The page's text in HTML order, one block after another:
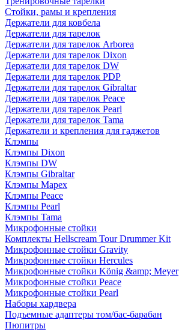
Стойки, рамы и крепления
Держатели для ковбела
Держатели для тарелок
Держатели для тарелок Arborea
Держатели для тарелок Dixon
Держатели для тарелок DW
Держатели для тарелок PDP
Держатели для тарелок Gibraltar
Держатели для тарелок Peace
Держатели для тарелок Pearl
Держатели для тарелок Tama
Держатели и крепления для гаджетов
Клэмпы
Клэмпы Dixon
Клэмпы DW
Клэмпы Gibraltar
Клэмпы Mapex
Клэмпы Peace
Клэмпы Pearl
Клэмпы Tama
Микрофонные стойки
Комплекты Hellscream Tour Drummer Kit
Микрофонные стойки Gravity
Микрофонные стойки Hercules
Микрофонные стойки König &amp; Meyer
Микрофонные стойки Peace
Микрофонные стойки Pearl
Наборы хардвера
Подъемные адаптеры том/бас-барабан
Пюпитры